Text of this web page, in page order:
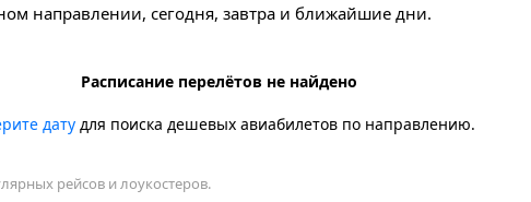
направлении, сегодня, завтра и ближайшие дни.
Расписание перелётов не найдено
датудля поиска дешевых авиабилетов по направлению.
рейсов и лоукостеров.